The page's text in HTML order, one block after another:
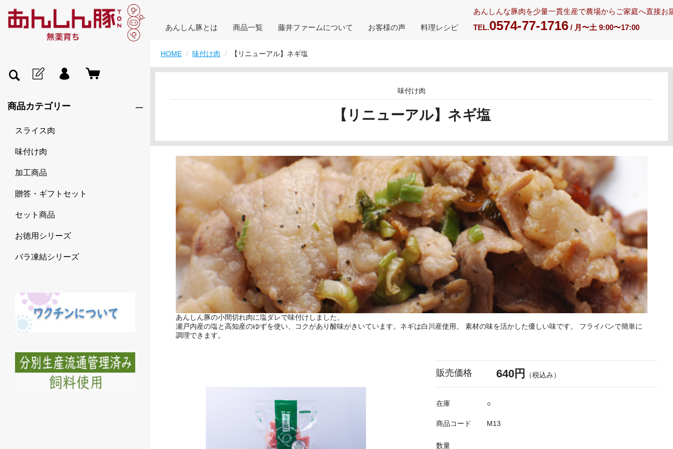
あんしん豚とは 商品一覧 藤井ファームについて お客様の声 料理レシピ
あんしんな豚肉を少量一貫生産で農場からご家庭へ直接お
TEL.0574-77-1716 / 月〜土 9:00〜17:00
商品カテゴリー
スライス肉
味付け肉
加工商品
贈答・ギフトセット
セット商品
お徳用シリーズ
バラ凍結シリーズ
HOME 味付け肉 【リニューアル】ネギ塩
味付け肉
【リニューアル】ネギ塩
あんしん豚の小間切れ肉に塩ダレで味付けしました。
瀬戸内産の塩と高知産のゆずを使い、コクがあり酸味がきいています。ネギは白川産使用。 素材の味を活かした優しい味です。 フライパンで簡単に
調理できます。
販売価格 640円 （税込み）
在庫 ○
商品コード M13
数量